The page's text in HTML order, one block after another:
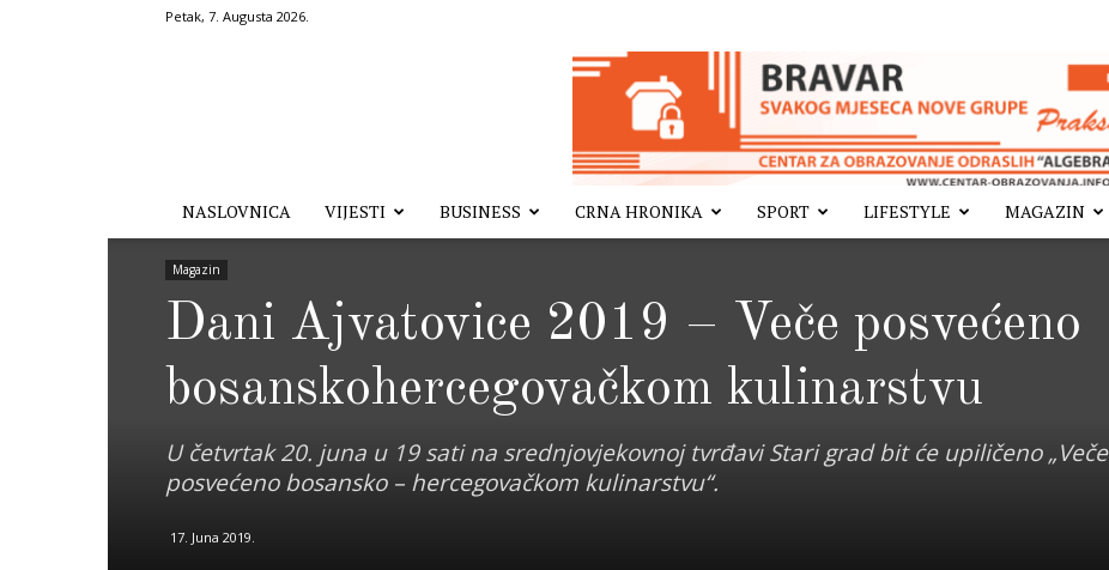
Petak, 7. Augusta 2026.
NASLOVNICA VIJESTI BUSINESS CRNA HRONIKA SPORT LIFESTYLE MAGAZIN
Magazin
Dani Ajvatovice 2019 – Veče posvećeno
bosanskohercegovačkom kulinarstvu
U četvrtak 20. juna u 19 sati na srednjovjekovnoj tvrđavi Stari grad bit će upiličeno „Veče
posvećeno bosansko – hercegovačkom kulinarstvu“.
17. Juna 2019.